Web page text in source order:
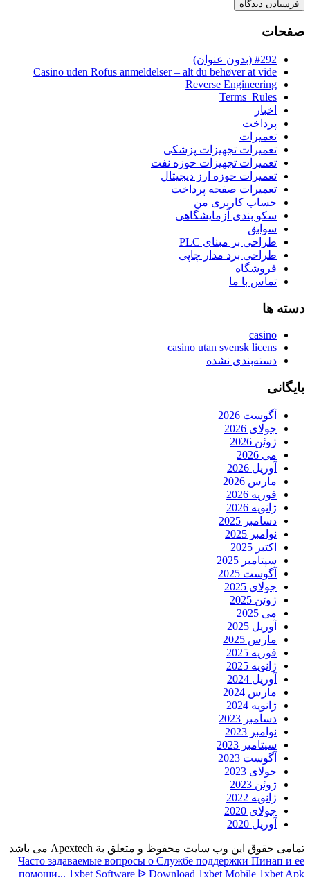
صفحات
#292 (بدون عنوان)
Casino uden Rofus anmeldelser – alt du behøver at vide
Reverse Engineering
Terms_Rules
اخبار
پرداخت
تعمیرات
تعمیرات تجهیزات پزشکی
تعمیرات تجهیزات حوزه نفت
تعمیرات حوزه ارز دیجیتال
تعمیرات صفحه پرداخت
حساب کاربری من
سکو بندی آزمایشگاهی
سوابق
طراحی بر مبنای PLC
طراحی برد مدار چاپی
فروشگاه
تماس با ما
دسته ها
casino
casino utan svensk licens
دسته‌بندی نشده
بایگانی
آگوست 2026
جولای 2026
ژوئن 2026
می 2026
آوریل 2026
مارس 2026
فوریه 2026
ژانویه 2026
دسامبر 2025
نوامبر 2025
اکتبر 2025
سپتامبر 2025
آگوست 2025
جولای 2025
ژوئن 2025
می 2025
آوریل 2025
مارس 2025
فوریه 2025
ژانویه 2025
آوریل 2024
مارس 2024
ژانویه 2024
دسامبر 2023
نوامبر 2023
سپتامبر 2023
آگوست 2023
جولای 2023
ژوئن 2023
ژانویه 2022
جولای 2020
آوریل 2020
تمامی حقوق این وب سایت محفوظ و متعلق بة Apextech می باشد
Часто задаваемые вопросы о Службе поддержки Пинап и ее
помощи... 1xbet Software ᐉ Download 1xbet Mobile 1xbet Apk